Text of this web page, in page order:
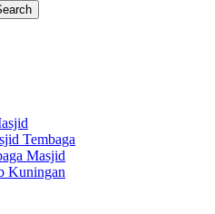
Tembaga
Masjid
Kuningan